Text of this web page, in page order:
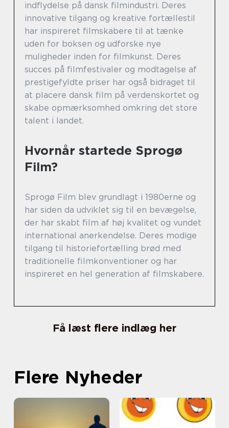
indflydelse på dansk filmindustri. Deres
innovative tilgang og kreative fortællestil
har inspireret filmskabere til at tænke
uden for boksen og udforske nye
muligheder inden for filmkunst. Deres
succes på filmfestivaler og modtagelse af
prestigefyldte priser har også bidraget til
at placere dansk film på verdenskortet og
skabe opmærksomhed omkring det store
talent i landet.
Hvornår startede Sprogø
Film?
Sprogø Film blev grundlagt i 1980erne og
har siden da udviklet sig til en bevægelse,
der har skabt film af høj kvalitet og vundet
international anerkendelse. Deres modige
tilgang til historiefortælling brød med
traditionelle filmkonventioner og har
inspireret en hel generation af filmskabere.
Få læst flere indlæg her
Flere Nyheder